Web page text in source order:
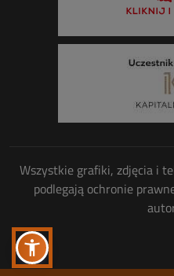
Wszystkie grafiki, zdjęcia i
podlegają ochronie